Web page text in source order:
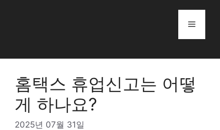
Menu
홈택스 휴업신고는 어떻
게 하나요?
2025년 07월 31일